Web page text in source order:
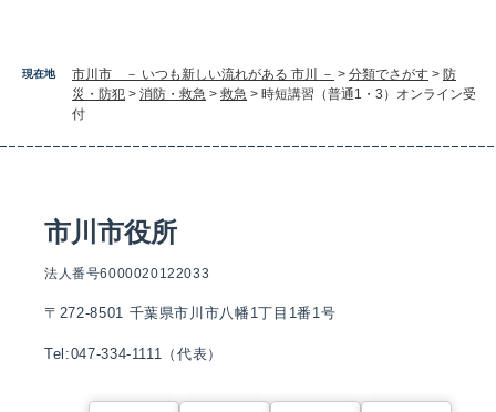
現在地 市川市 － いつも新しい流れがある 市川 － > 分類でさがす > 防
災・防犯 > 消防・救急 > 救急 > 時短講習（普通1・3）オンライン受
付
市川市役所
法人番号6000020122033
〒272-8501 千葉県市川市八幡1丁目1番1号
Tel:047-334-1111（代表）